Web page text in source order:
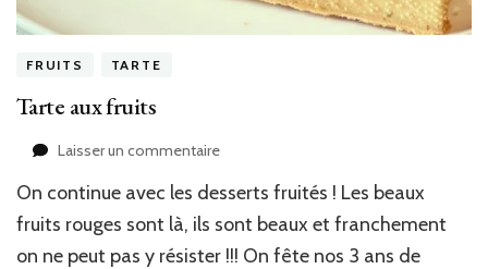
FRUITS TARTE
Tarte aux fruits
Laisser un commentairesur
aux
fruits
On continue avec les desserts fruités ! Les beaux
fruits rouges sont là, ils sont beaux et franchement
on ne peut pas y résister !!! On fête nos 3 ans de